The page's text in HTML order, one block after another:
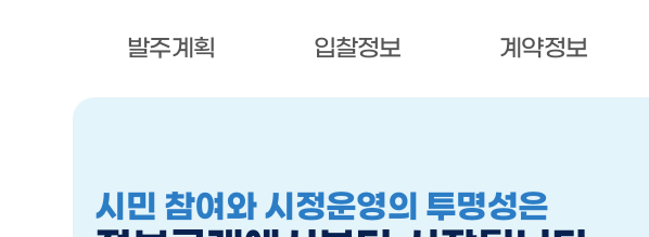
발주계획 입찰정보 계약정보
시민 참여와 시정운영의 투명성은